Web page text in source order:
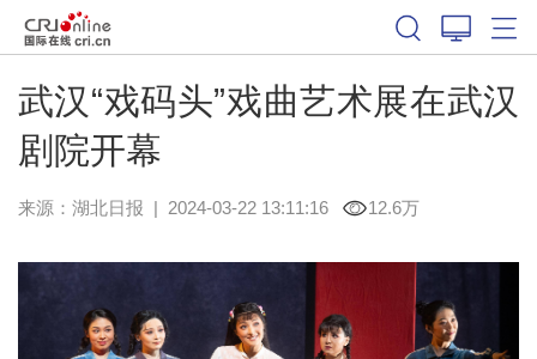
武汉“戏码头”戏曲艺术展在武汉
剧院开幕
来源： 湖北日报 | 2024-03-22 13:11:16 12.6万